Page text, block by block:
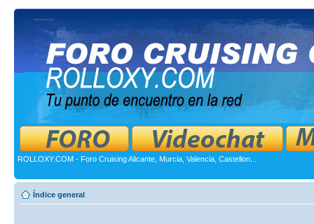
ROLLOXY.COM - Foro Cruising Alicante, Murcia, Valencia, Castellon...
Índice general